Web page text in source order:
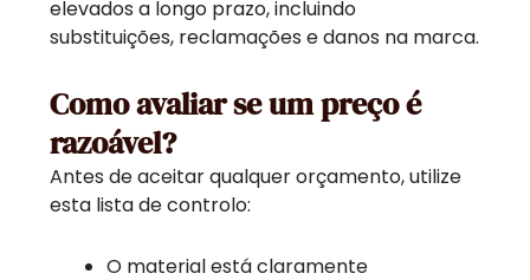
elevados a longo prazo, incluindo
substituições, reclamações e danos na marca.
Como avaliar se um preço é
razoável?
Antes de aceitar qualquer orçamento, utilize
esta lista de controlo:
O material está claramente